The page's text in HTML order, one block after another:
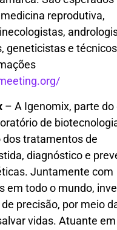
reprodutiva,
geneticistas e
– A Igenomix, parte do
de
dos tratamentos de
diagnóstico e
Juntamente com
em todo o mundo,
precisão, por meio
vidas. Atuante